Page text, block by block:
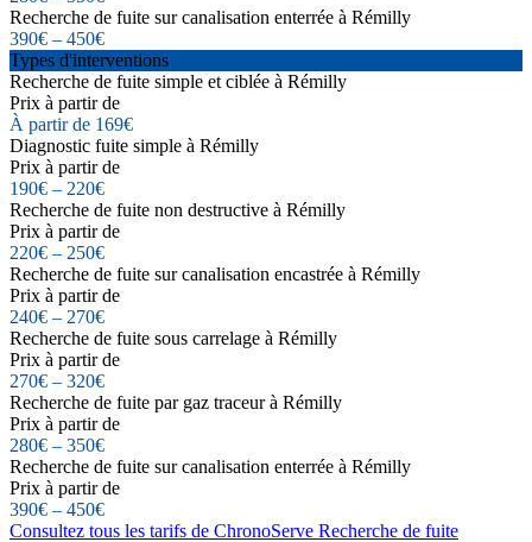
Recherche de fuite sur canalisation enterrée à Rémilly
390€ – 450€
Types d'interventions
Recherche de fuite simple et ciblée à Rémilly
Prix à partir de
À partir de 169€
Diagnostic fuite simple à Rémilly
Prix à partir de
190€ – 220€
Recherche de fuite non destructive à Rémilly
Prix à partir de
220€ – 250€
Recherche de fuite sur canalisation encastrée à Rémilly
Prix à partir de
240€ – 270€
Recherche de fuite sous carrelage à Rémilly
Prix à partir de
270€ – 320€
Recherche de fuite par gaz traceur à Rémilly
Prix à partir de
280€ – 350€
Recherche de fuite sur canalisation enterrée à Rémilly
Prix à partir de
390€ – 450€
Consultez tous les tarifs de ChronoServe Recherche de fuite